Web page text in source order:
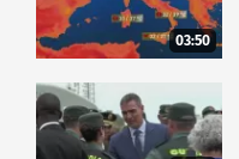
03:50